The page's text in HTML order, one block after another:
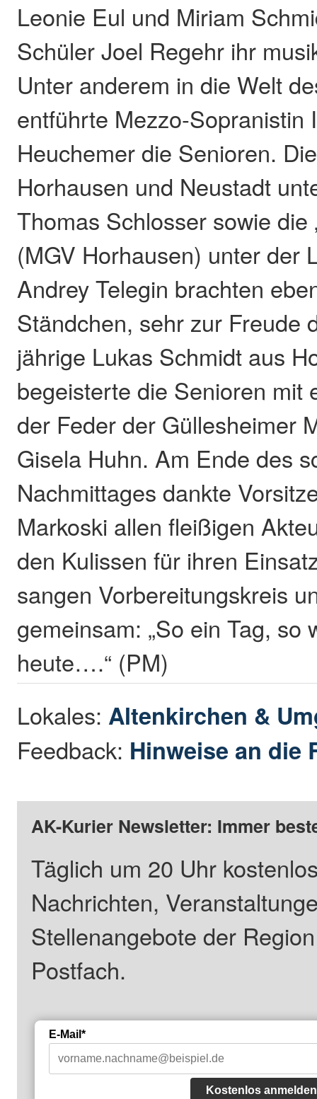
Leonie Eul und Miriam
Schüler Joel Regehr ihr
Unter anderem in die Welt
entführte Mezzo-Sopranistin
Heuchemer die Senioren.
Horhausen und Neustadt
Thomas Schlosser sowie die
(MGV Horhausen) unter der
Andrey Telegin brachten
Ständchen, sehr zur Freude
jährige Lukas Schmidt aus
begeisterte die Senioren mit
der Feder der Güllesheimer
Gisela Huhn. Am Ende des
Nachmittages dankte
Markoski allen fleißigen
den Kulissen für ihren
sangen Vorbereitungskreis
gemeinsam: „So ein Tag, so
heute….“ (PM)
Lokales: Altenkirchen &
Feedback: Hinweise an die
AK-Kurier Newsletter: Immer
Täglich um 20 Uhr
Nachrichten,
Stellenangebote der
Postfach.
E-Mail*
Kostenlos anmelden